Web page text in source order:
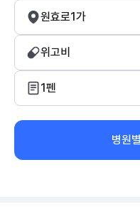
원효로1가
위고비
1펜
병원